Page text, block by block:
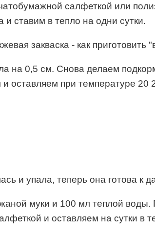
салфеткой или
ставим в тепло на одни сутки.
на 0,5 см. Снова делаем
при температуре 20
и упала, теперь она готова к
муки и 100 мл теплой
и оставляем на сутки в